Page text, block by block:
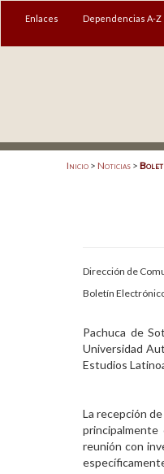
MENÚ
Acreditación Internacional
Enlaces Dependencias A-Z
Inicio > Noticias >
Dirección de
Boletín
Pachuca de
Universidad
Estudios
La recepción
principalmente
reunión con